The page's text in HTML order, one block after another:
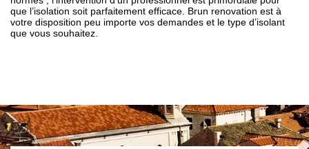
que l’isolation soit parfaitement efficace. Brun renovation est à
votre disposition peu importe vos demandes et le type d’isolant
que vous souhaitez.